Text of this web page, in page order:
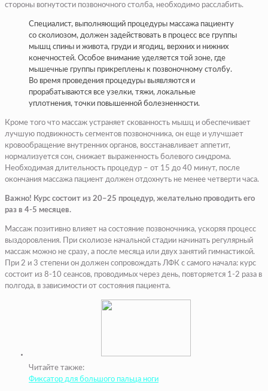
стороны вогнутости позвоночного столба, необходимо расслабить.
Специалист, выполняющий процедуры массажа пациенту
со сколиозом, должен задействовать в процесс все группы
мышц спины и живота, груди и ягодиц, верхних и нижних
конечностей. Особое внимание уделяется той зоне, где
мышечные группы прикреплены к позвоночному столбу.
Во время проведения процедуры выявляются и
прорабатываются все узелки, тяжи, локальные
уплотнения, точки повышенной болезненности.
Кроме того что массаж устраняет скованность мышц и обеспечивает
лучшую подвижность сегментов позвоночника, он еще и улучшает
кровообращение внутренних органов, восстанавливает аппетит,
нормализуется сон, снижает выраженность болевого синдрома.
Необходимая длительность процедур – от 15 до 40 минут, после
окончания массажа пациент должен отдохнуть не менее четверти часа.
Важно! Курс состоит из 20–25 процедур, желательно проводить его
раз в 4-5 месяцев.
Массаж позитивно влияет на состояние позвоночника, ускоряя процесс
выздоровления. При сколиозе начальной стадии начинать регулярный
массаж можно не сразу, а после месяца или двух занятий гимнастикой.
При 2 и 3 степени он должен сопровождать ЛФК с самого начала: курс
состоит из 8-10 сеансов, проводимых через день, повторяется 1-2 раза в
полгода, в зависимости от состояния пациента.
Читайте также:
Фиксатор для большого пальца ноги